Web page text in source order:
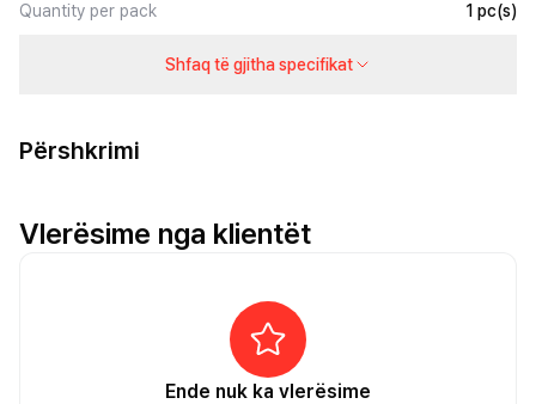
Quantity per pack 1 pc(s)
Shfaq të gjitha specifikat
Përshkrimi
Vlerësime nga klientët
Ende nuk ka vlerësime